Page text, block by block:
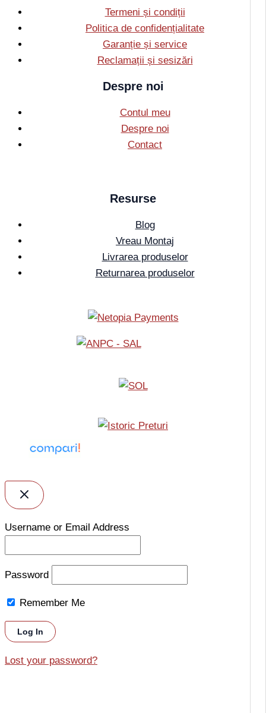
Termeni și condiții
Politica de confidențialitate
Garanție și service
Reclamații și sesizări
Despre noi
Contul meu
Despre noi
Contact
Resurse
Blog
Vreau Montaj
Livrarea produselor
Returnarea produselor
Username or Email Address
Password
Remember Me
Lost your password?